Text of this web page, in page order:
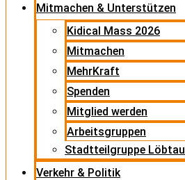
Mitmachen & Unterstützen
Kidical Mass 2026
Mitmachen
MehrKraft
Spenden
Mitglied werden
Arbeitsgruppen
Stadtteilgruppe Löbtau
Verkehr & Politik